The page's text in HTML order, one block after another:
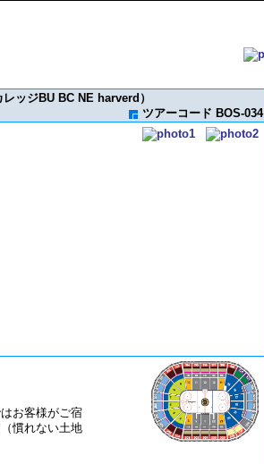
ッジBU BC NE harverd）
ツアーコード BOS-034
お客様がご宿
慣れない土地